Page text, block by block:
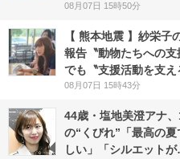
08月07日 15時50分
【 熊本地震 】紗栄
報告〝動物たちへの
でも〝支援活動を支え
08月07日 15時43分
44歳・塩地美澄アナ
の“くびれ”「最高の
しい」「シルエットが